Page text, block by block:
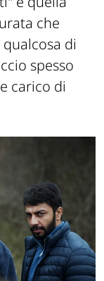
che
di
spesso
carico di